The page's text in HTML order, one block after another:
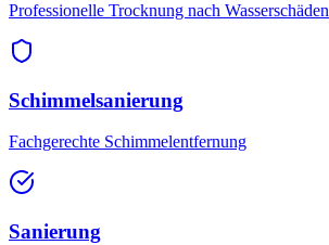
Professionelle Trocknung nach Wasserschäden
Schimmelsanierung
Fachgerechte Schimmelentfernung
Sanierung